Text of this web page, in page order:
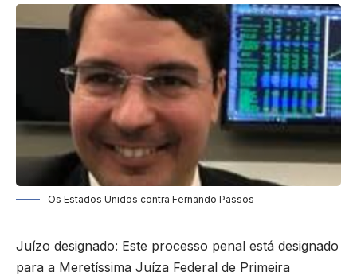
Os Estados Unidos contra Fernando Passos
Juízo designado: Este processo penal está designado
para a Meretíssima Juíza Federal de Primeira